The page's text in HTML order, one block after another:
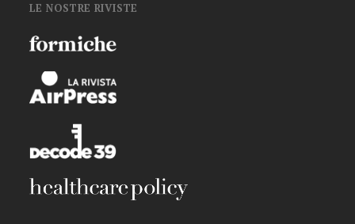
LE NOSTRE RIVISTE